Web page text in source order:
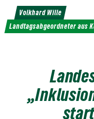
Weiter
zum
Inhalt
Volkhard Wille
Landtagsabgeordneter aus